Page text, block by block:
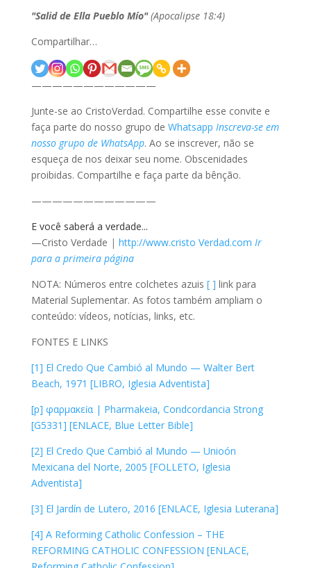
"Salid de Ella Pueblo Mío"(Apocalipse 18:4)
Compartilhar…
————————————
Junte-se ao CristoVerdad. Compartilhe esse convite e
faça parte do nosso grupo de Whatsapp Inscreva-se em
nosso grupo de WhatsApp. Ao se inscrever, não se
esqueça de nos deixar seu nome. Obscenidades
proibidas. Compartilhe e faça parte da bênção.
————————————
E você saberá a verdade...
—Cristo Verdade | http://www.cristo Verdad.com Ir
para a primeira página
NOTA: Números entre colchetes azuis [ ] link para
Material Suplementar. As fotos também ampliam o
conteúdo: vídeos, notícias, links, etc.
FONTES E LINKS
[1] El Credo Que Cambió al Mundo — Walter Bert
Beach, 1971 [LIBRO, Iglesia Adventista]
[p] φαρμακεία | Pharmakeia, Condcordancia Strong
[G5331] [ENLACE, Blue Letter Bible]
[2] El Credo Que Cambió al Mundo — Unioón
Mexicana del Norte, 2005 [FOLLETO, Iglesia
Adventista]
[3] El Jardín de Lutero, 2016 [ENLACE, Iglesia Luterana]
[4] A Reforming Catholic Confession – THE
REFORMING CATHOLIC CONFESSION [ENLACE,